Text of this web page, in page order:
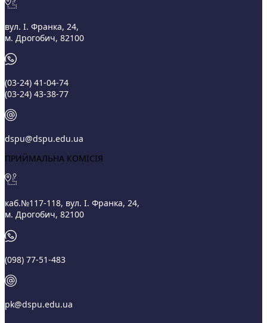
вул. І. Франка, 24,
м. Дрогобич, 82100
(03‑24) 41‑04‑74
(03‑24) 43‑38‑77
dspu@dspu.edu.ua
ПРИЙМАЛЬНА КОМІСІЯ
каб.№117-118, вул. І. Франка, 24,
м. Дрогобич, 82100
(098) 77-51-483
pk@dspu.edu.ua